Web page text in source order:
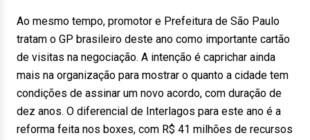
Ao mesmo tempo, promotor e Prefeitura de São Paulo
tratam o GP brasileiro deste ano como importante cartão
de visitas na negociação. A intenção é caprichar ainda
mais na organização para mostrar o quanto a cidade tem
condições de assinar um novo acordo, com duração de
dez anos. O diferencial de Interlagos para este ano é a
reforma feita nos boxes, com R$ 41 milhões de recursos